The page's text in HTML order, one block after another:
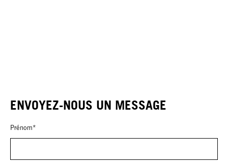
ENVOYEZ-NOUS UN MESSAGE
Prénom*